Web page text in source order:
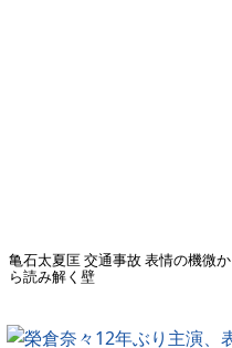
亀石太夏匡 交通事故 表情の機微か
ら読み解く壁